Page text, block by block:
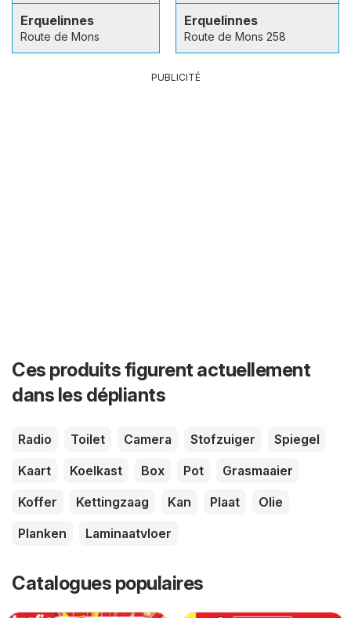
Erquelinnes
Route de Mons
Erquelinnes
Route de Mons 258
PUBLICITÉ
Ces produits figurent actuellement
dans les dépliants
Radio Toilet Camera Stofzuiger
Spiegel
Kaart
Koelkast Box Pot
Grasmaaier
Koffer
Kettingzaag Kan Plaat
Olie
Planken
Laminaatvloer
Catalogues populaires